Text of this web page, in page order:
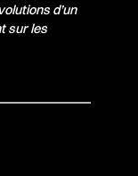
d’un
sur les